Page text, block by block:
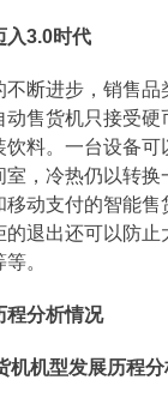
入3.0时代
不断进步，销售品
售货机只接受硬
饮料。一台设备可
，冷热仍以转换
动支付的智能售
退出还可以防止
。
程分析情况